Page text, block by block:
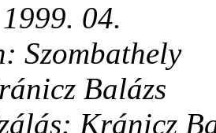
04.
Szombathely
Balázs
Kránicz